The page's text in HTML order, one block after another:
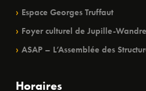
Espace Georges Truffaut
Foyer culturel de Jupille-Wandre
ASAP – L’Assemblée des
Horaires